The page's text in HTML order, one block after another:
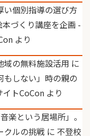
い個別指導の選び方
づくり講座を企画 -
より
域の無料施設活用 に
もしない」時の親の
トCoCon より
楽という居場所」。
クルの挑戦 に 不登校